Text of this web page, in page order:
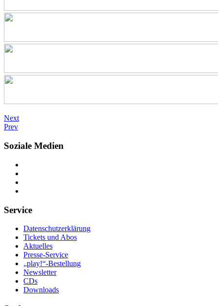
Next
Prev
Soziale Medien
Service
Datenschutzerklärung
Tickets und Abos
Aktuelles
Presse-Service
„play!“-Bestellung
Newsletter
CDs
Downloads